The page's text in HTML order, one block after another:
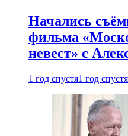
Начались
фильма
невест» с
1 год спустя1 год спустя